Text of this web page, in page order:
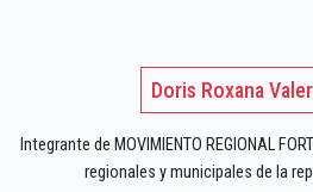
Doris Roxana
Integrante de MOVIMIENTO REGIONAL
regionales y municipales de la